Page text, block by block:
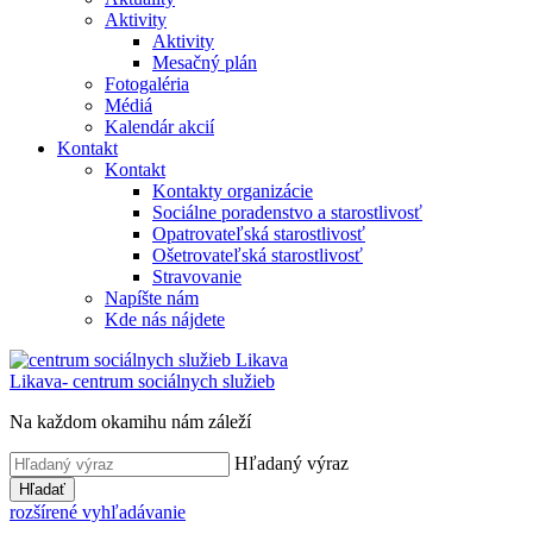
Aktivity
Aktivity
Mesačný plán
Fotogaléria
Médiá
Kalendár akcií
Kontakt
Kontakt
Kontakty organizácie
Sociálne poradenstvo a starostlivosť
Opatrovateľská starostlivosť
Ošetrovateľská starostlivosť
Stravovanie
Napíšte nám
Kde nás nájdete
Likava- centrum sociálnych služieb
Na každom okamihu nám záleží
Hľadaný výraz
Hľadať
rozšírené vyhľadávanie